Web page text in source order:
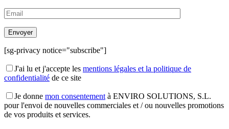
[sg-privacy notice="subscribe"]
J'ai lu et j'accepte les mentions légales et la politique de
confidentialité de ce site
Je donne mon consentement à ENVIRO SOLUTIONS, S.L.
pour l'envoi de nouvelles commerciales et / ou nouvelles promotions
de vos produits et services.